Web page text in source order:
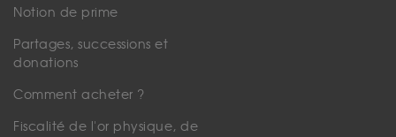
Notion de prime
Partages, successions et
donations
Comment acheter ?
Fiscalité de l'or physique, de